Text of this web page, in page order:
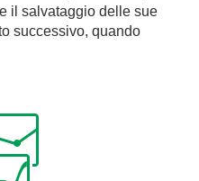
il salvataggio delle sue
successivo, quando